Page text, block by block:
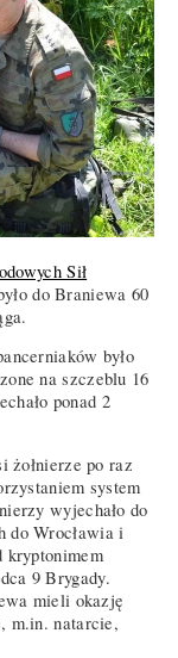
Sił
do Braniewa 60
było
na szczeblu 16
ponad 2
żołnierze po raz
system
wyjechało do
do Wrocławia i
kryptonimem
9 Brygady.
mieli okazję
m.in. natarcie,